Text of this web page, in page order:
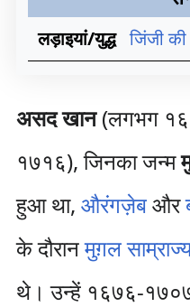
लड़ाइयां/युद्ध जिंजी की
असद खान(लगभग
१७१६), जिनका जन्म
हुआ था, औरंगज़ेबऔर
के दौरानमुग़ल
थे। उन्हें १६७६-